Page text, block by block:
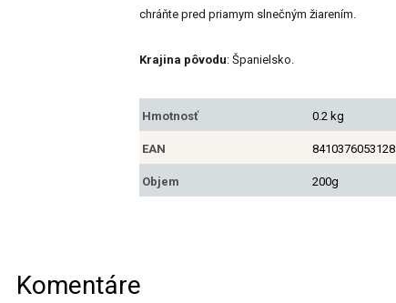
chráňte pred priamym slnečným žiarením.
Krajina pôvodu: Španielsko.
Hmotnosť 0.2 kg
EAN 8410376053128
Objem 200g
Komentáre